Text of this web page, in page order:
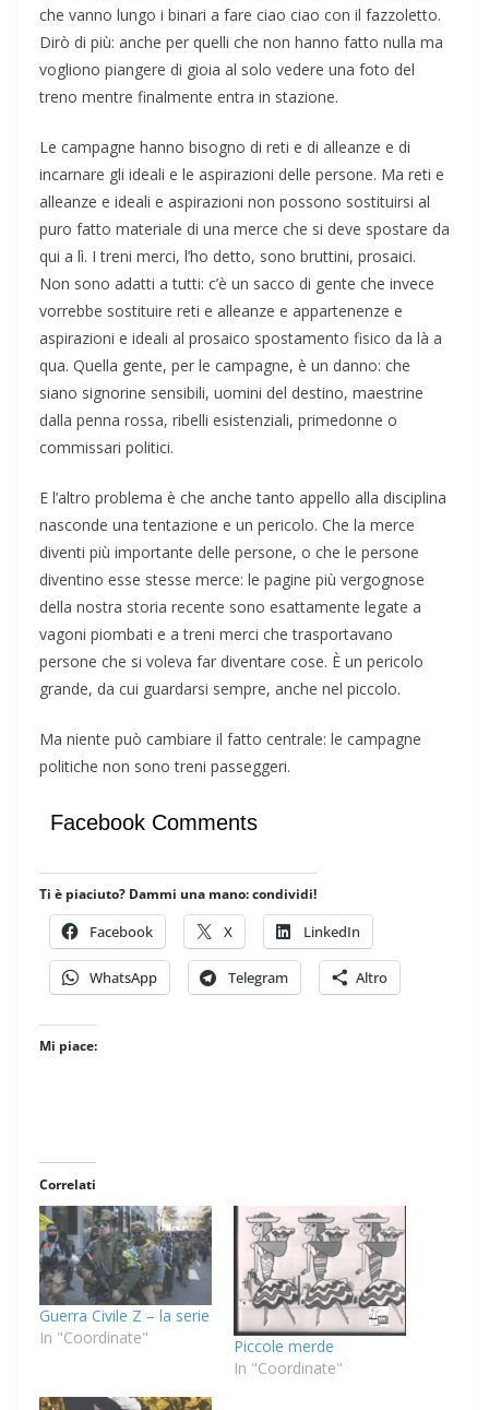
che vanno lungo i binari a fare ciao ciao con il fazzoletto.
Dirò di più: anche per quelli che non hanno fatto nulla ma
vogliono piangere di gioia al solo vedere una foto del
treno mentre finalmente entra in stazione.
Le campagne hanno bisogno di reti e di alleanze e di
incarnare gli ideali e le aspirazioni delle persone. Ma reti e
alleanze e ideali e aspirazioni non possono sostituirsi al
puro fatto materiale di una merce che si deve spostare da
qui a lì. I treni merci, l’ho detto, sono bruttini, prosaici.
Non sono adatti a tutti: c’è un sacco di gente che invece
vorrebbe sostituire reti e alleanze e appartenenze e
aspirazioni e ideali al prosaico spostamento fisico da là a
qua. Quella gente, per le campagne, è un danno: che
siano signorine sensibili, uomini del destino, maestrine
dalla penna rossa, ribelli esistenziali, primedonne o
commissari politici.
E l’altro problema è che anche tanto appello alla disciplina
nasconde una tentazione e un pericolo. Che la merce
diventi più importante delle persone, o che le persone
diventino esse stesse merce: le pagine più vergognose
della nostra storia recente sono esattamente legate a
vagoni piombati e a treni merci che trasportavano
persone che si voleva far diventare cose. È un pericolo
grande, da cui guardarsi sempre, anche nel piccolo.
Ma niente può cambiare il fatto centrale: le campagne
politiche non sono treni passeggeri.
Facebook Comments
Ti è piaciuto? Dammi una mano: condividi!
Facebook X LinkedIn
WhatsApp Telegram Altro
Mi piace:
Correlati
Guerra Civile Z – la serie
In "Coordinate"
Piccole merde
In "Coordinate"